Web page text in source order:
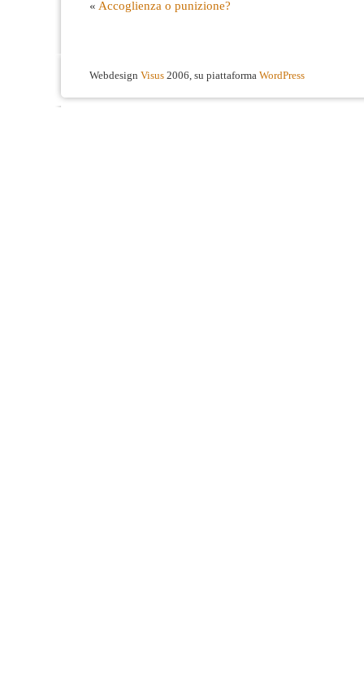
« Accoglienza o punizione?
Webdesign Visus 2006, su piattaforma WordPress